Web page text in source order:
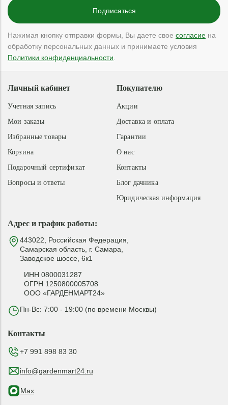
Нажимая кнопку отправки формы, Вы даете свое согласие на
обработку персональных данных и принимаете условия
Политики конфиденциальности
Адрес и график работы:
443022, Российская Федерация,
Самарская область, г. Самара,
Заводское шоссе, 6к1
ИНН 0800031287
ОГРН 1250800005708
ООО «ГАРДЕНМАРТ24»
Пн-Вс: 7:00 - 19:00 (по времени Москвы)
Покупателю
Акции
Доставка и оплата
Гарантии
О нас
Контакты
Блог дачника
Юридическая информация
Личный кабинет
Учетная запись
Мои заказы
Избранные товары
Корзина
Подарочный сертификат
Вопросы и ответы
Контакты
+7 991 898 83 30
info@gardenmart24.ru
Max